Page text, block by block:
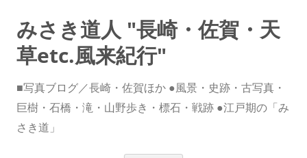
みさき道人 "長崎・佐賀・天
草etc.風来紀行"
■写真ブログ／長崎・佐賀ほか ●風景・史跡・古写真・
巨樹・石橋・滝・山野歩き・標石・戦跡 ●江戸期の「み
さき道」